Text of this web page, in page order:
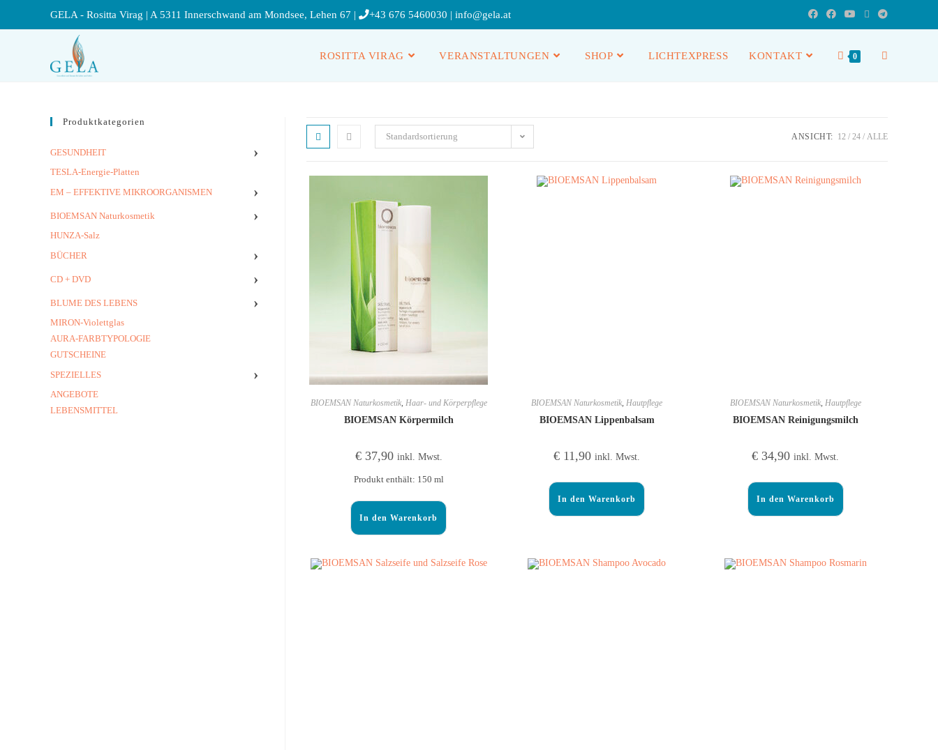
GELA - Rositta Virag | A 5311 Innerschwand am Mondsee, Lehen 67 | +43 676 5460030 | info@gela.at
ROSITTA VIRAG VERANSTALTUNGEN SHOP LICHTEXPRESS KONTAKT 0
Standardsortierung ANSICHT: 12 24 ALLE
BIOEMSAN Naturkosmetik, Haar- und Körperpflege
BIOEMSAN Körpermilch
€37,90 inkl. Mwst.
Produkt enthält: 150 ml
In den Warenkorb
BIOEMSAN Naturkosmetik,Hautpflege
BIOEMSAN Lippenbalsam
€ 11,90 inkl. Mwst.
In den Warenkorb
BIOEMSAN Naturkosmetik, Hautpflege
BIOEMSAN Reinigungsmilch
€ 34,90 inkl. Mwst.
In den Warenkorb
Produktkategorien
GESUNDHEIT ›
TESLA-Energie-Platten
EM – EFFEKTIVE MIKROORGANISMEN
›
BIOEMSAN Naturkosmetik ›
HUNZA-Salz
BÜCHER
›
CD + DVD ›
BLUME DES LEBENS ›
MIRON-Violettglas
AURA-FARBTYPOLOGIE
GUTSCHEINE
SPEZIELLES
›
ANGEBOTE
LEBENSMITTEL